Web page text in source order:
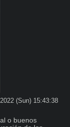
(Sun) 15:43:38
o buenos